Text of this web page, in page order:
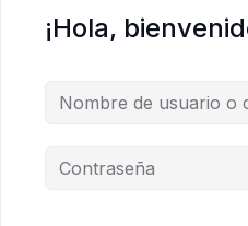
¡Hola,